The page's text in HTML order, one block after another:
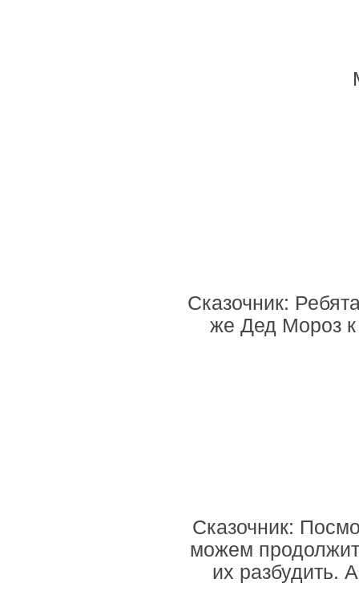
Сказочник:
же Дед Мороз к
Сказочник:
можем
их разбудить.